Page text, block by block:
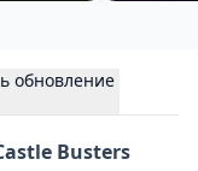
обновление
Busters